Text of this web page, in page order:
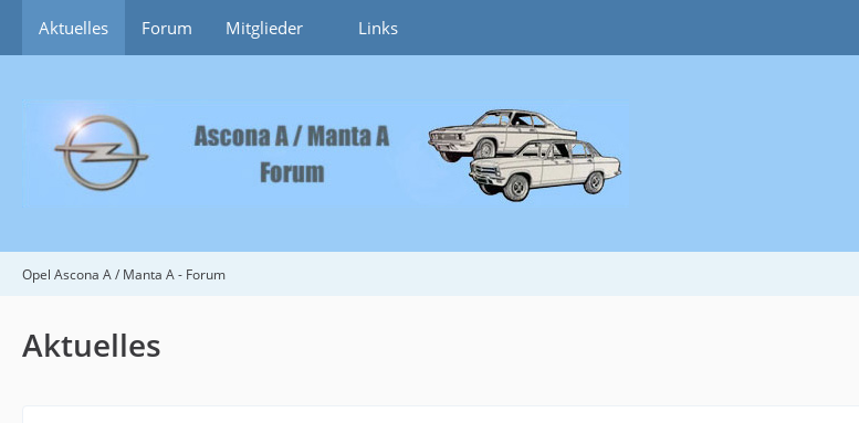
Aktuelles Forum Mitglieder Links
Opel Ascona A / Manta A - Forum
Aktuelles